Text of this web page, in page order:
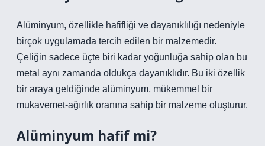
Alüminyum, özellikle hafifliği ve dayanıklılığı nedeniyle
birçok uygulamada tercih edilen bir malzemedir.
Çeliğin sadece üçte biri kadar yoğunluğa sahip olan bu
metal aynı zamanda oldukça dayanıklıdır. Bu iki özellik
bir araya geldiğinde alüminyum, mükemmel bir
mukavemet-ağırlık oranına sahip bir malzeme oluşturur.
Alüminyum hafif mi?